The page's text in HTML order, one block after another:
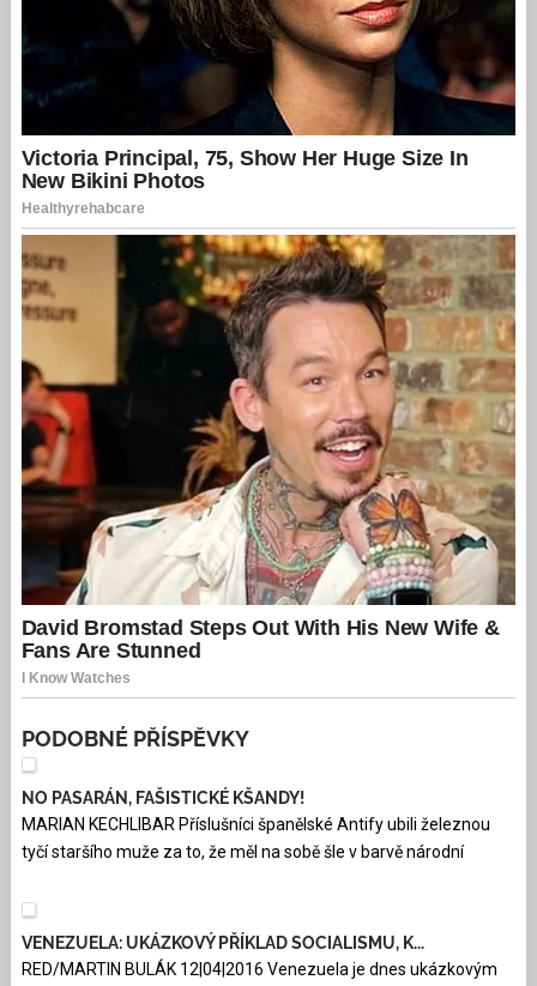
PODOBNÉ PŘÍSPĚVKY
NO PASARÁN, FAŠISTICKÉ KŠANDY!
MARIAN KECHLIBAR Příslušníci španělské Antify ubili železnou
tyčí staršího muže za to, že měl na sobě šle v barvě národní
VENEZUELA: UKÁZKOVÝ PŘÍKLAD SOCIALISMU, K...
RED/MARTIN BULÁK 12|04|2016 Venezuela je dnes ukázkovým